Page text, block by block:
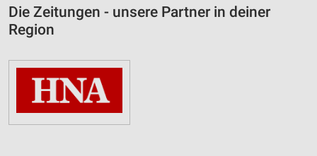
Die Zeitungen - unsere Partner in deiner
Region